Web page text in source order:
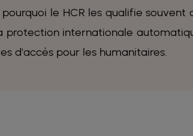
le HCR les qualifie souvent
protection internationale
d'accès pour les humanitaires.